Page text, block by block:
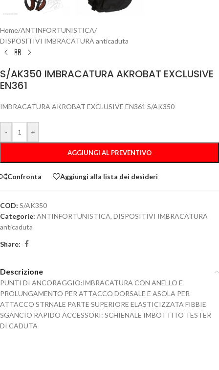
Home/ANTINFORTUNISTICA/
DISPOSITIVI IMBRACATURA anticaduta
S/AK350 IMBRACATURA AKROBAT EXCLUSIVE
EN361
IMBRACATURA AKROBAT EXCLUSIVE EN361 S/AK350
- +
AGGIUNGI AL PREVENTIVO
Confronta Aggiungi alla lista dei desideri
COD: S/AK350
Categorie: ANTINFORTUNISTICA, DISPOSITIVI IMBRACATURA
anticaduta
Share:
Descrizione
PUNTI DI ANCORAGGIO:IMBRACATURA CON ANELLO E
PROLUNGAMENTO PER ATTACCO DORSALE E ASOLA PER
ATTACCO STRNALE PARTE SUPERIORE ELASTICIZZATA FIBBIE
SGANCIO RAPIDO ACCESSORI: SCHIENALE IMBOTTITO TESTER
DI CADUTA